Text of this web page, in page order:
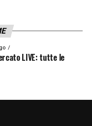
LIVE: tutte le